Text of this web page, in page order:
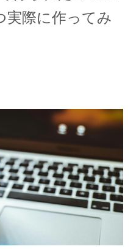
実際に作ってみ